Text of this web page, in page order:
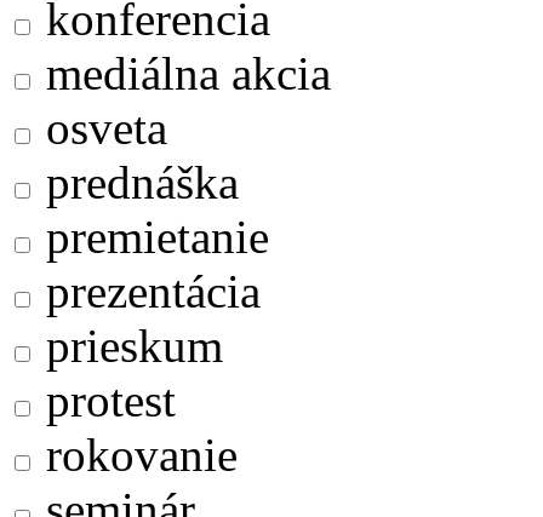
konferencia
mediálna akcia
osveta
prednáška
premietanie
prezentácia
prieskum
protest
rokovanie